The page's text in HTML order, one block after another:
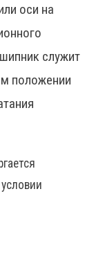
оси на
служит
положении